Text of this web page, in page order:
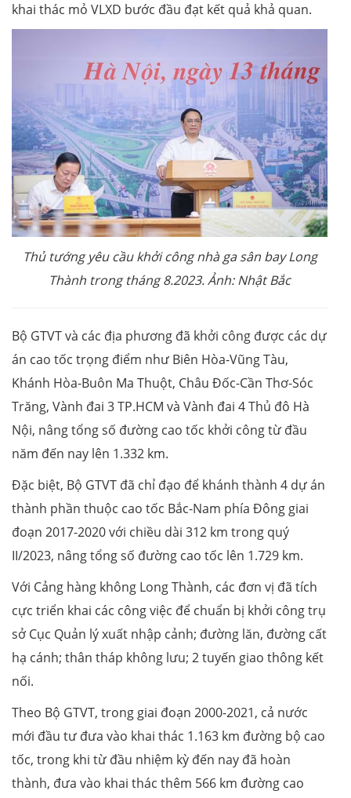
khai thác mỏ VLXD bước đầu đạt kết quả khả quan.
Thủ tướng yêu cầu khởi công nhà ga sân bay Long
Thành trong tháng 8.2023. Ảnh: Nhật Bắc
Bộ GTVT và các địa phương đã khởi công được các dự
án cao tốc trọng điểm như Biên Hòa-Vũng Tàu,
Khánh Hòa-Buôn Ma Thuột, Châu Đốc-Cần Thơ-Sóc
Trăng, Vành đai 3 TP.HCM và Vành đai 4 Thủ đô Hà
Nội, nâng tổng số đường cao tốc khởi công từ đầu
năm đến nay lên 1.332 km.
Đặc biệt, Bộ GTVT đã chỉ đạo để khánh thành 4 dự án
thành phần thuộc cao tốc Bắc-Nam phía Đông giai
đoạn 2017-2020 với chiều dài 312 km trong quý
II/2023, nâng tổng số đường cao tốc lên 1.729 km.
Với Cảng hàng không Long Thành, các đơn vị đã tích
cực triển khai các công việc để chuẩn bị khởi công trụ
sở Cục Quản lý xuất nhập cảnh; đường lăn, đường cất
hạ cánh; thân tháp không lưu; 2 tuyến giao thông kết
nối.
Theo Bộ GTVT, trong giai đoạn 2000-2021, cả nước
mới đầu tư đưa vào khai thác 1.163 km đường bộ cao
tốc, trong khi từ đầu nhiệm kỳ đến nay đã hoàn
thành, đưa vào khai thác thêm 566 km đường cao